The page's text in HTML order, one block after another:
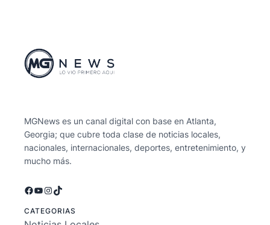
MGNews es un canal digital con base en Atlanta,
Georgia; que cubre toda clase de noticias locales,
nacionales, internacionales, deportes, entretenimiento, y
mucho más.
Facebook
YouTube
Instagram
TikTok
CATEGORIAS